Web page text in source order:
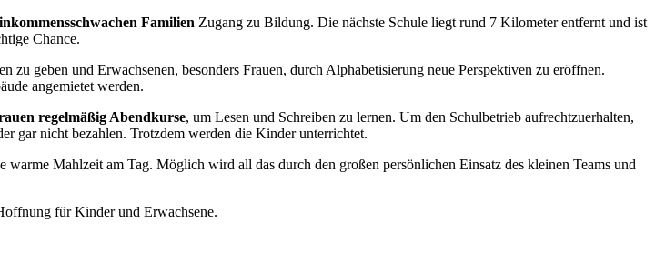
Familien Zugang zu Bildung. Die nächste Schule liegt rund 7 Kilometer entfernt und ist
Chance.
geben und Erwachsenen, besonders Frauen, durch Alphabetisierung neue Perspektiven zu eröffnen.
angemietet werden.
regelmäßig Abendkurse, um Lesen und Schreiben zu lernen. Um den Schulbetrieb aufrechtzuerhalten,
gar nicht bezahlen. Trotzdem werden die Kinder unterrichtet.
Mahlzeit am Tag. Möglich wird all das durch den großen persönlichen Einsatz des kleinen Teams und
für Kinder und Erwachsene.